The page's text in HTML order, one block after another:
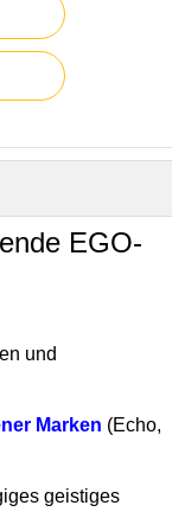
EGO-
und
Marken (Echo,
geistiges